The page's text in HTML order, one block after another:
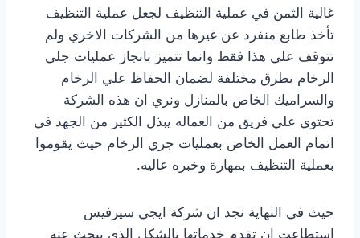
غالية الثمن في عملية التنظيف لجعل عملية التنظيف
تأخذ طابع منفرد عن غيرها من الشركات الاخري ولم
تتوقف علي هذا فقط وانما تتميز بانجاز عمليات جلي
الرخام بطرق مختلفة لضمان الحفاظ علي الرخام
والسراميك الخاص بالمنازل ونري ان هذه الشركة
تحتوي علي فريق من العماله يبذل الكثير من الجهد في
اتمام العمل الخاص بعمليات جري الرخام حيث يقوموا
بعملية التنظيف بمهارة وخبره عاليه.
حيث في النهاية نجد ان شركة ايجي سيرفيس
استطاعت ان تقدم خدماتها بالشكل الذي يبحث عنه